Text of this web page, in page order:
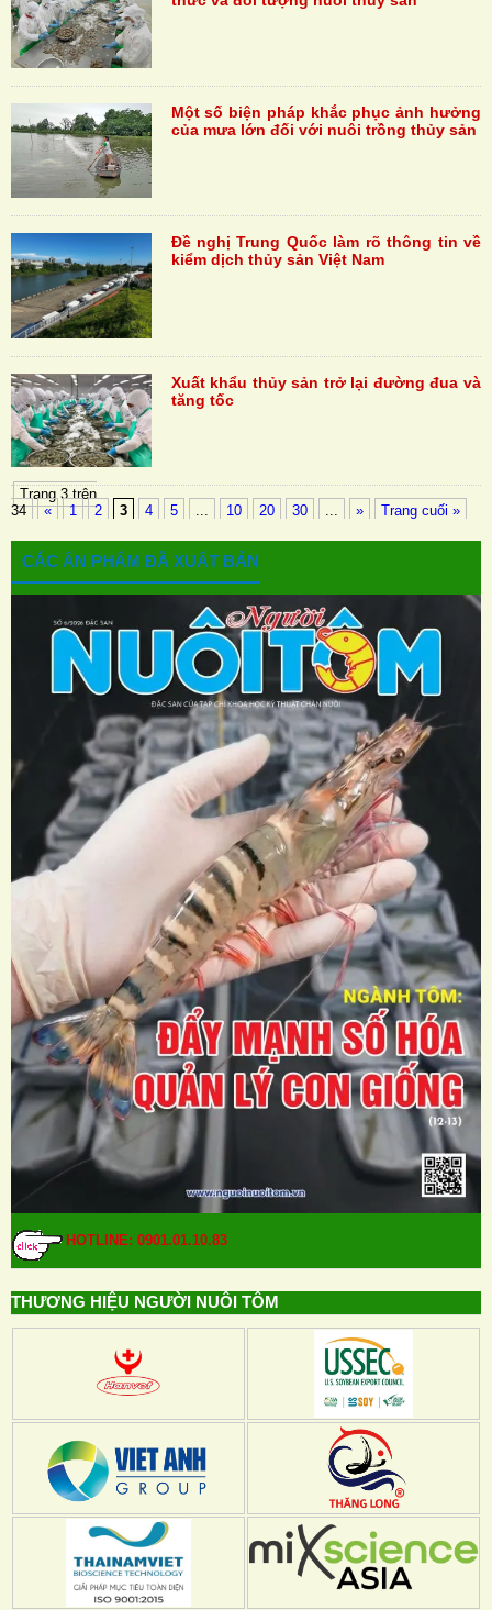
Một số biện pháp khắc phục ảnh hưởng
của mưa lớn đối với nuôi trồng thủy sản
Đề nghị Trung Quốc làm rõ thông tin về
kiểm dịch thủy sản Việt Nam
Xuất khẩu thủy sản trở lại đường đua và
tăng tốc
Trang 3 trên
34
« 1 2 3 4 5 ... 10 20 30 ... » Trang cuối »
CÁC ẤN PHẨM ĐÃ XUẤT BẢN
HOTLINE: 0901.01.10.83
THƯƠNG HIỆU NGƯỜI NUÔI TÔM